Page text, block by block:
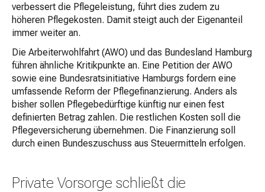
verbessert die Pflegeleistung, führt dies zudem zu
höheren Pflegekosten. Damit steigt auch der Eigenanteil
immer weiter an.
Die Arbeiterwohlfahrt (AWO) und das Bundesland Hamburg
führen ähnliche Kritikpunkte an. Eine Petition der AWO
sowie eine Bundesratsinitiative Hamburgs fordern eine
umfassende Reform der Pflegefinanzierung. Anders als
bisher sollen Pflegebedürftige künftig nur einen fest
definierten Betrag zahlen. Die restlichen Kosten soll die
Pflegeversicherung übernehmen. Die Finanzierung soll
durch einen Bundeszuschuss aus Steuermitteln erfolgen.
Private Vorsorge schließt die